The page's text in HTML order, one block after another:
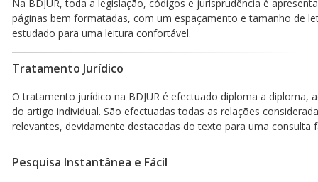
Na BDJUR, toda a legislação, códigos e jurisprudência é
páginas bem formatadas, com um espaçamento e tamanho de
estudado para uma leitura confortável.
Tratamento Jurídico
O tratamento jurídico na BDJUR é efectuado diploma a diploma,
do artigo individual. São efectuadas todas as relações
relevantes, devidamente destacadas do texto para uma consulta
Pesquisa Instantânea e Fácil